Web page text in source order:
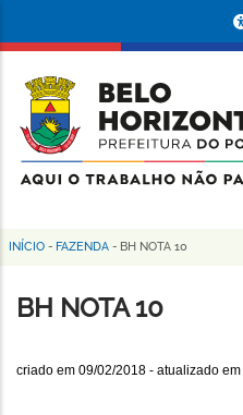
conteúdo
principal
da
Prefeitura
de
Horizonte
Trilha
de
INÍCIO - FAZENDA - BH NOTA 10
BH NOTA 10
criado em 09/02/2018 - atualizado em